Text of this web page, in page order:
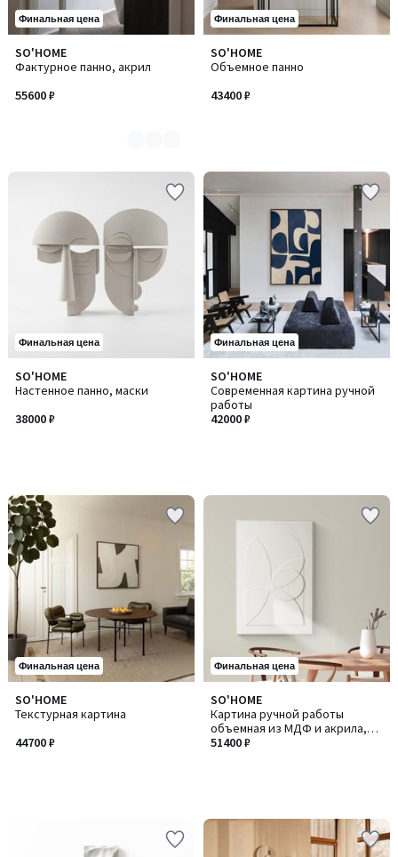
Финальная цена
SO'HOME
Фактурное панно, акрил
55600 ₽
Количество
цветов:
3
Финальная цена
SO'HOME
Объемное панно
43400 ₽
Финальная цена
SO'HOME
Настенное панно, маски
38000 ₽
Финальная цена
SO'HOME
Современная картина ручной
работы
42000 ₽
Финальная цена
SO'HOME
Текстурная картина
44700 ₽
Финальная цена
SO'HOME
Картина ручной работы
объемная из МДФ и акрила,
80х50 см
51400 ₽